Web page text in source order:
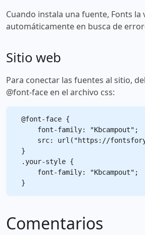
Cuando instala una fuente, Fonts la
automáticamente en busca de
Sitio web
Para conectar las fuentes al sitio,
@font-face en el archivo css:
@font-face {
    font-family: "Kbcampout";
src: url("https://
}
.your-style {
    font-family: "Kbcampout";
Comentarios